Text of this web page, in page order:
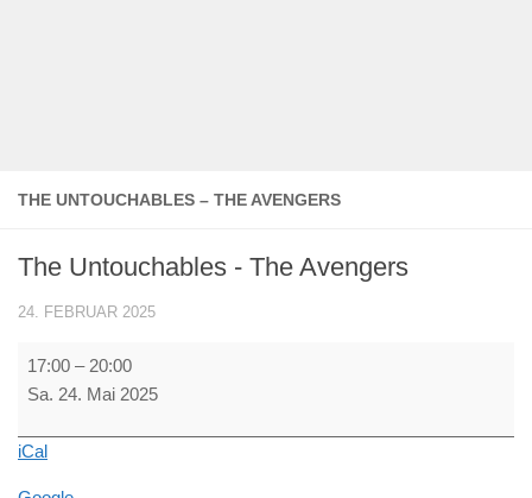
THE UNTOUCHABLES – THE AVENGERS
The Untouchables - The Avengers
24. FEBRUAR 2025
The
Untouchables
The
17:00 – 20:00
Sa. 24. Mai 2025
iCal